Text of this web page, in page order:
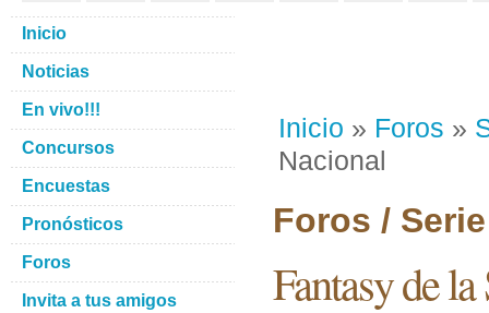
Inicio » Foros »
Nacional
Foros /
Fantasy de
Inicio
Noticias
En vivo!!!
Concursos
Encuestas
Pronósticos
Foros
Invita a tus amigos